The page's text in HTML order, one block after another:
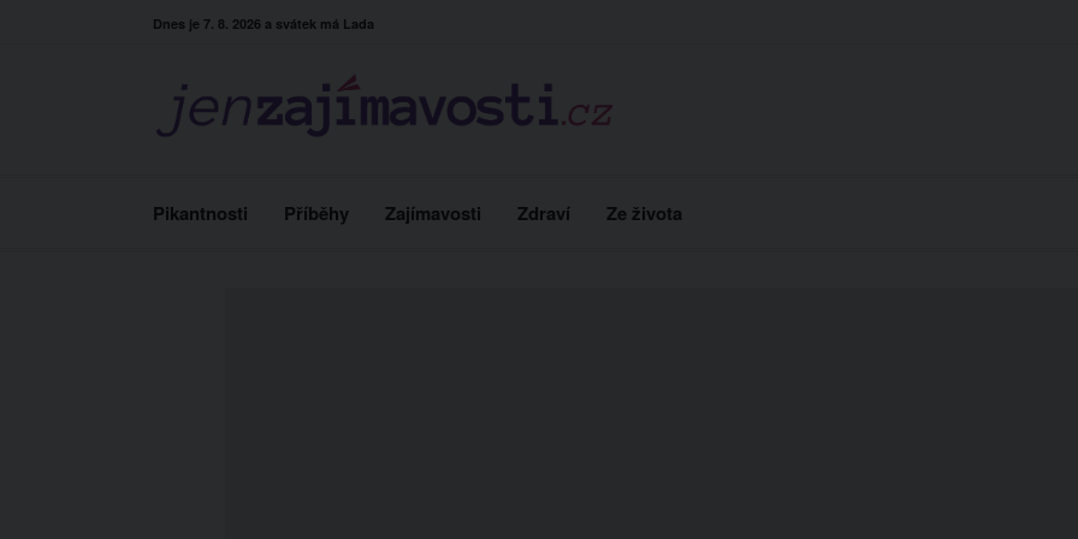
Dnes je 7. 8. 2026 a svátek má Lada
Pikantnosti Příběhy Zajímavosti Zdraví Ze života